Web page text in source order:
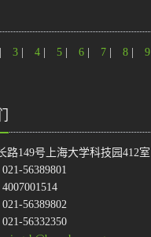
3 4 5 6 7 8 9
路149号上海大学科技园412室
56389801
56389802
56332350